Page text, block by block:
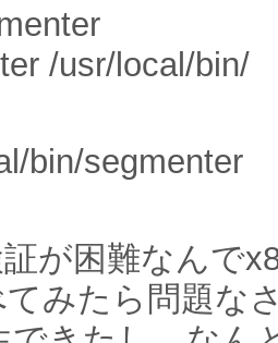
/usr/local/bin/
bin/segmenter
証が困難なんで
みたら問題な